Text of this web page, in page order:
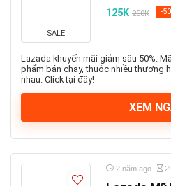
SALE
125K 250K -
Lazada khuyến mãi giảm sâu 50%.
phẩm bán chạy, thuộc nhiều thương
nhau. Click tại đây!
XEM
2 năm ago